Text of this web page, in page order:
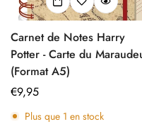
Carnet de Notes Harry
Potter - Carte du
(Format A5)
Prix
régulier
€9,95
Plus que 1 en stock